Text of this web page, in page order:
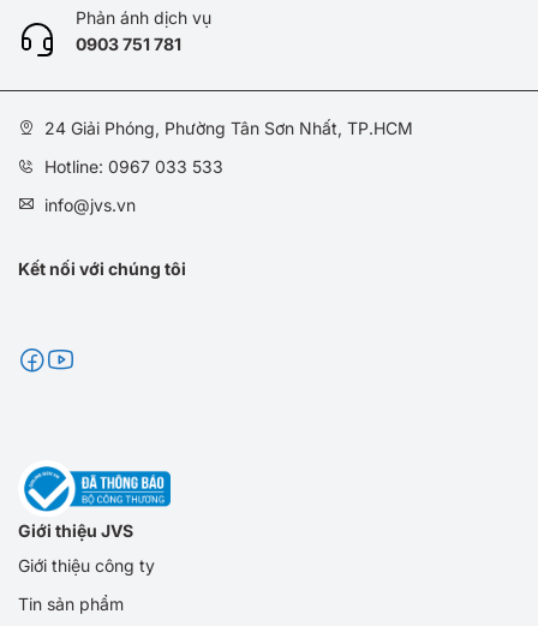
Phản ánh dịch vụ
0903 751 781
24 Giải Phóng, Phường Tân Sơn Nhất, TP.HCM
Hotline: 0967 033 533
info@jvs.vn
Kết nối với chúng tôi
Giới thiệu JVS
Giới thiệu công ty
Tin sản phẩm